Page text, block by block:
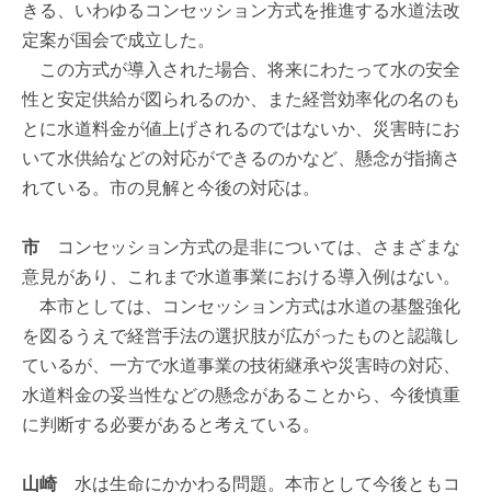
きる、いわゆるコンセッション方式を推進する水道法改
定案が国会で成立した。
この方式が導入された場合、将来にわたって水の安全
性と安定供給が図られるのか、また経営効率化の名のも
とに水道料金が値上げされるのではないか、災害時にお
いて水供給などの対応ができるのかなど、懸念が指摘さ
れている。市の見解と今後の対応は。
市 コンセッション方式の是非については、さまざまな
意見があり、これまで水道事業における導入例はない。
本市としては、コンセッション方式は水道の基盤強化
を図るうえで経営手法の選択肢が広がったものと認識し
ているが、一方で水道事業の技術継承や災害時の対応、
水道料金の妥当性などの懸念があることから、今後慎重
に判断する必要があると考えている。
山崎水は生命にかかわる問題。本市として今後ともコ